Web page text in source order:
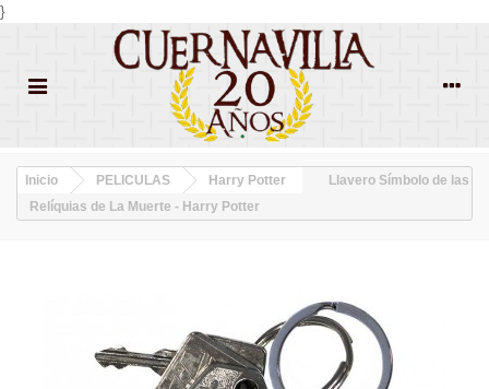
}
Inicio PELICULAS Harry Potter
Llavero Símbolo de las
Relíquias de La Muerte - Harry Potter